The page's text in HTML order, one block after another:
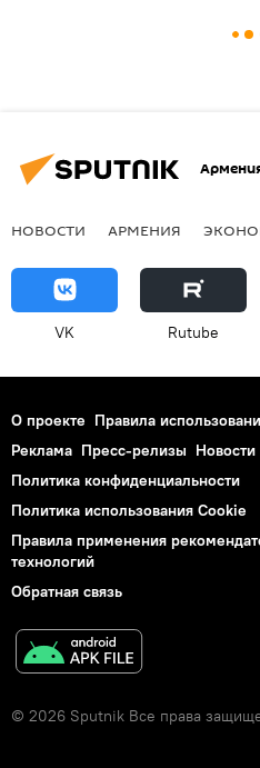
НОВОСТИ АРМЕНИЯ
VK Rutube
О проекте Правила
Реклама Пресс-релизы
Политика конфиденциальности
Политика использования Cookie
Правила применения
технологий
Обратная связь
© 2026 Sputnik Все права